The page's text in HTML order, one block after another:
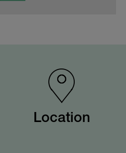
Location